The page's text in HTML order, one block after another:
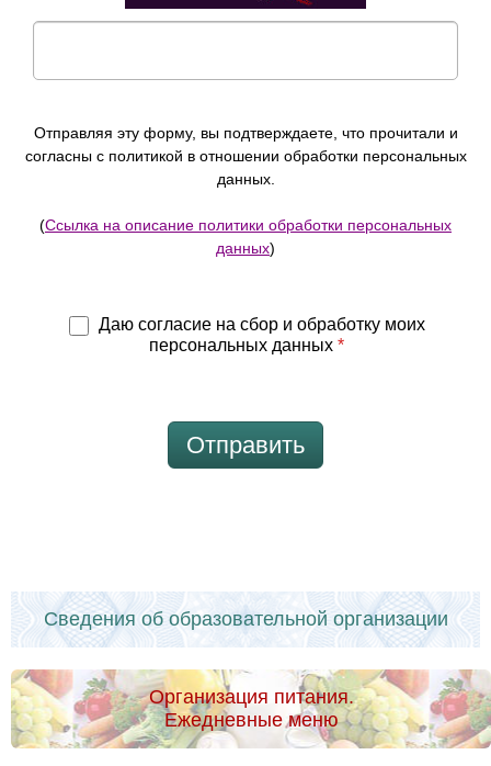
Отправляя эту форму, вы подтверждаете, что прочитали и
согласны с политикой в отношении обработки персональных
данных.
(Ссылка на описание политики обработки персональных
данных)
Даю согласие на сбор и обработку моих
персональных данных *
Отправить
Сведения об образовательной организации
Организация питания.
Ежедневные меню